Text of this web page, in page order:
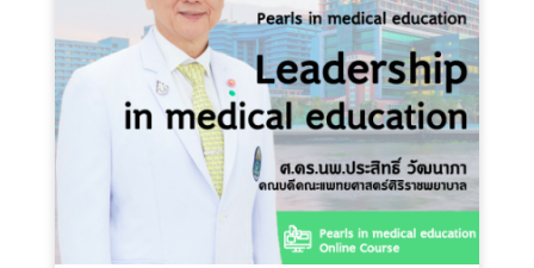
Growth Mindset In Health Science
Education - Online Course
ประเภท : Online Course
ระยะเวลา : 2 ชั่วโมง
กลุ่มเป้าหมาย : สำหรับทุกคน
500.00 บ.